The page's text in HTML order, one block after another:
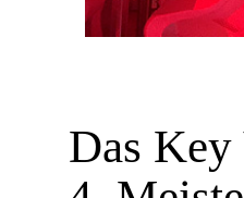
Das